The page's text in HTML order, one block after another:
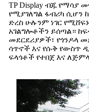
TP Display ብጁ
የሚያገለግል ፋብሪካ ሲሆን
ድረስ ሁሉንም ነገር
አገልግሎቶችን ይሰጣል።
መደርደሪያዎች፣ የጎንዶላ
ሳጥኖች እና የሱቅ የውስጥ
ፍላጎቶች የተበጀ እና